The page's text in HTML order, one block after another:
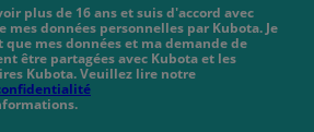
plus de 16 ans et suis d'accord avec
données personnelles par Kubota. Je
que mes données et ma demande de
être partagées avec Kubota et les
Kubota. Veuillez lire notre